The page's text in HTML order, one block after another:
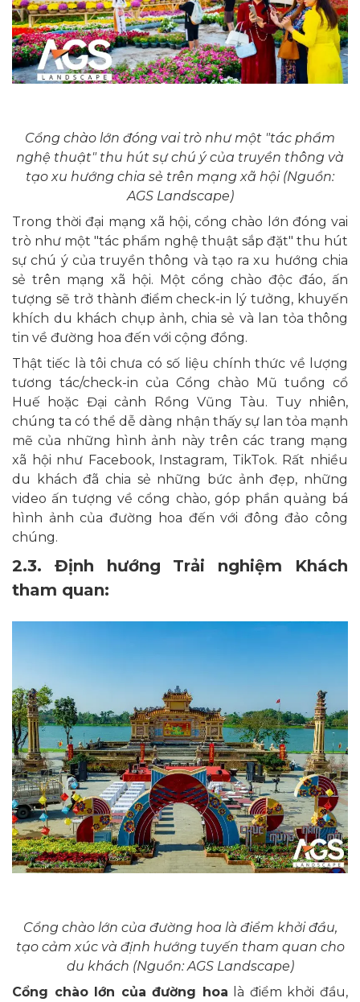
Cổng chào lớn đóng vai trò như một "tác phẩm
nghệ thuật" thu hút sự chú ý của truyền thông và
tạo xu hướng chia sẻ trên mạng xã hội (Nguồn:
AGS Landscape)
Trong thời đại mạng xã hội, cổng chào lớn đóng vai
trò như một "tác phẩm nghệ thuật sắp đặt" thu hút
sự chú ý của truyền thông và tạo ra xu hướng chia
sẻ trên mạng xã hội. Một cổng chào độc đáo, ấn
tượng sẽ trở thành điểm check-in lý tưởng, khuyến
khích du khách chụp ảnh, chia sẻ và lan tỏa thông
tin về đường hoa đến với cộng đồng.
Thật tiếc là tôi chưa có số liệu chính thức về lượng
tương tác/check-in của Cổng chào Mũ tuồng cổ
Huế hoặc Đại cảnh Rồng Vũng Tàu. Tuy nhiên,
chúng ta có thể dễ dàng nhận thấy sự lan tỏa mạnh
mẽ của những hình ảnh này trên các trang mạng
xã hội như Facebook, Instagram, TikTok. Rất nhiều
du khách đã chia sẻ những bức ảnh đẹp, những
video ấn tượng về cổng chào, góp phần quảng bá
hình ảnh của đường hoa đến với đông đảo công
chúng.
2.3. Định hướng Trải nghiệm Khách
tham quan:
Cổng chào lớn của đường hoa là điểm khởi đầu,
tạo cảm xúc và định hướng tuyến tham quan cho
du khách (Nguồn: AGS Landscape)
Cổng chào lớn của đường hoa là điểm khởi đầu,